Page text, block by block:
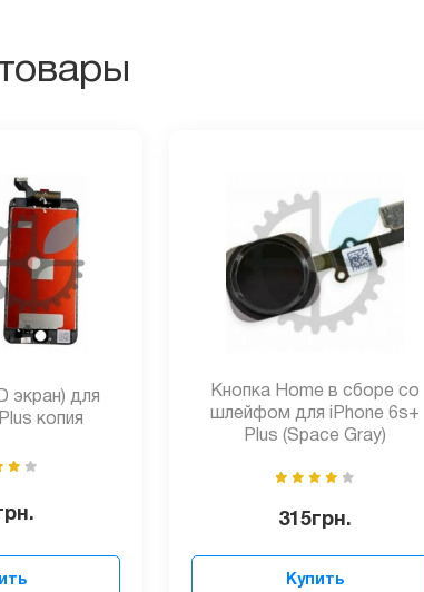
экран) для
копия
Кнопка Home в сборе со
шлейфом для iPhone 6s+
Plus (Space Gray)
315грн.
Купить